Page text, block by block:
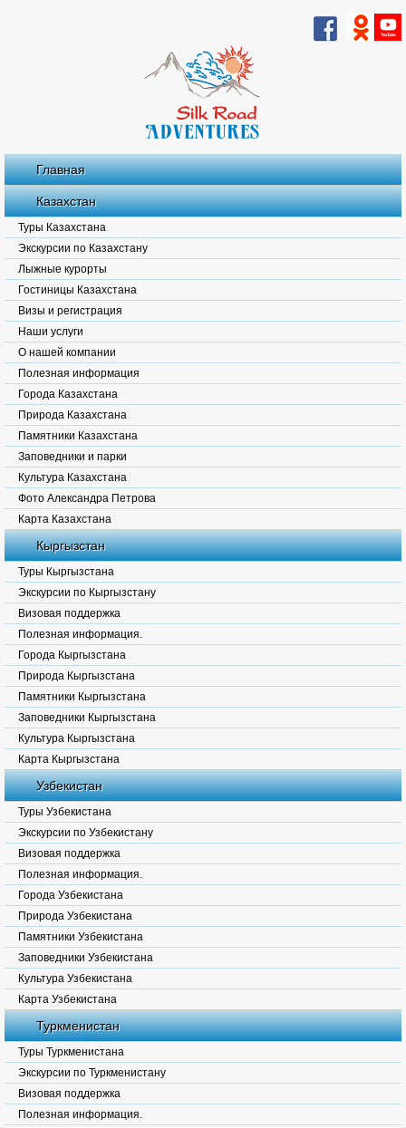
Главная
Казахстан
Туры Казахстана
Экскурсии по Казахстану
Лыжные курорты
Гостиницы Казахстана
Визы и регистрация
Наши услуги
О нашей компании
Полезная информация
Города Казахстана
Природа Казахстана
Памятники Казахстана
Заповедники и парки
Культура Казахстана
Фото Александра Петрова
Карта Казахстана
Кыргызстан
Туры Кыргызстана
Экскурсии по Кыргызстану
Визовая поддержка
Полезная информация.
Города Кыргызстана
Природа Кыргызстана
Памятники Кыргызстана
Заповедники Кыргызстана
Культура Кыргызстана
Карта Кыргызстана
Узбекистан
Туры Узбекистана
Экскурсии по Узбекистану
Визовая поддержка
Полезная информация.
Города Узбекистана
Природа Узбекистана
Памятники Узбекистана
Заповедники Узбекистана
Культура Узбекистана
Карта Узбекистана
Туркменистан
Туры Туркменистана
Экскурсии по Туркменистану
Визовая поддержка
Полезная информация.